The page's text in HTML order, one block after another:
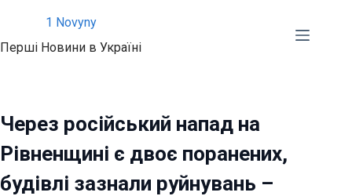
вмісту
1 Novyny
Перші Новини в Україні
Через російський напад на
Рівненщині є двоє поранених,
будівлі зазнали руйнувань –